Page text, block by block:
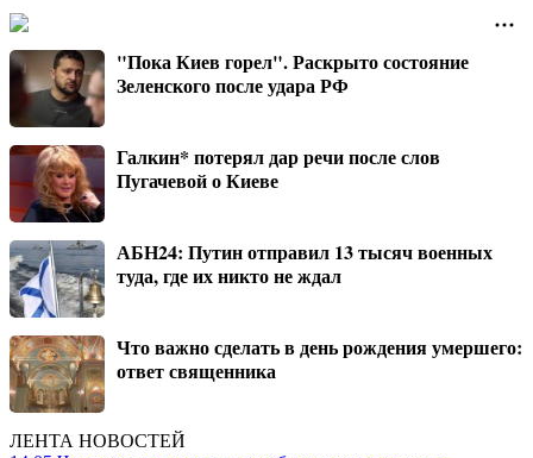
"Пока Киев горел". Раскрыто состояние
Зеленского после удара РФ
Галкин* потерял дар речи после слов
Пугачевой о Киеве
АБН24: Путин отправил 13 тысяч военных
туда, где их никто не ждал
Что важно сделать в день рождения умершего:
ответ священника
ЛЕНТА НОВОСТЕЙ